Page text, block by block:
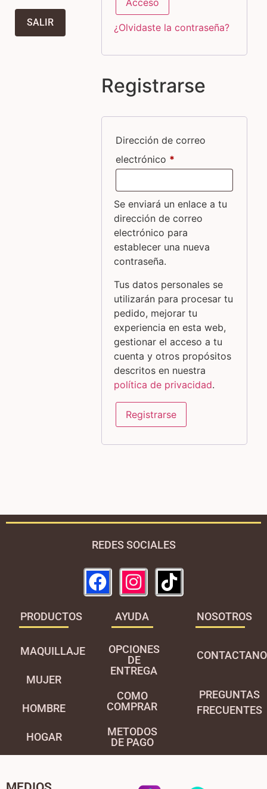
SALIR ¿Olvidaste la contraseña?
Registrarse
Dirección de correo
electrónico *
Se enviará un enlace a tu
dirección de correo
electrónico para
establecer una nueva
contraseña.
Tus datos personales se
utilizarán para procesar tu
pedido, mejorar tu
experiencia en esta web,
gestionar el acceso a tu
cuenta y otros propósitos
descritos en nuestra
política de privacidad.
Registrarse
REDES SOCIALES
PRODUCTOS
MAQUILLAJE
MUJER
HOMBRE
HOGAR
AYUDA
OPCIONES
DE
ENTREGA
COMO
COMPRAR
METODOS
DE PAGO
NOSOTROS
PREGUNTAS
FRECUENTES